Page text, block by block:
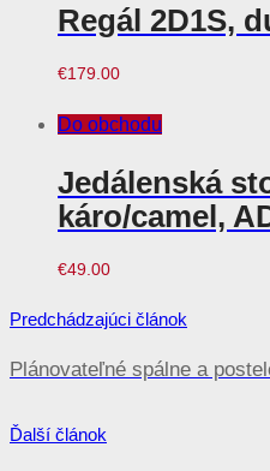
Regál 2D1S,
€179.00
Do obchodu
Jedálenská
káro/camel,
€49.00
Navigácia
v
článku
Predchádzajúci článok
Plánovateľné spálne a
Ďalší článok